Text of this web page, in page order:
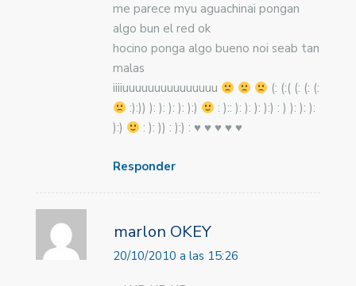
me parece myu aguachinai pongan
algo bun el red ok
hocino ponga algo bueno noi seab tan
malas
iiiiuuuuuuuuuuuuuuu
(: (:( (: (: (:
:):)) ): ): ): ): ):)
: ):: ): ): ): ):) : ) ): ): ):
):)
: ): )) : ):) : ♥ ♥ ♥ ♥ ♥
Responder
marlon OKEY
20/10/2010 a las 15:26